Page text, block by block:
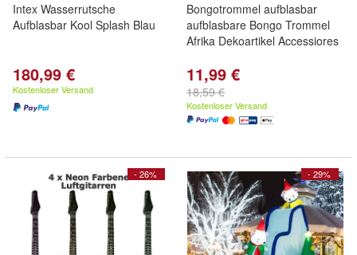
Intex Wasserrutsche
Aufblasbar Kool Splash Blau
180,99 €
Kostenloser Versand
Bongotrommel aufblasbar
aufblasbare Bongo Trommel
Afrika Dekoartikel Accessiores
11,99 €
18,59 €
Kostenloser Versand
- 26% - 29%